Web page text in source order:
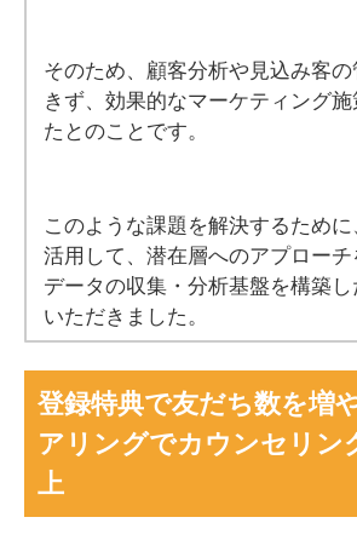
そのため、顧客分析や見込み客
きず、効果的なマーケティング
たとのことです。
このような課題を解決するため
活用して、潜在層へのアプロー
データの収集・分析基盤を構築
いただきました。
登録特典で友だち数を増
アリングでカウンセリン
上